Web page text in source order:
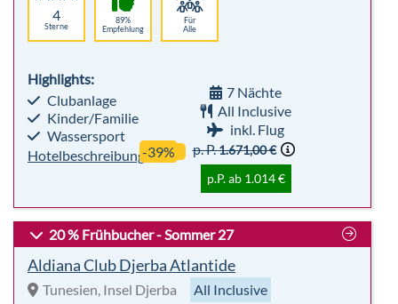
4
Sterne
89%
Empfehlung
Für
Alle
Highlights:
Clubanlage
Kinder/Familie
Wassersport
Hotelbeschreibung
7 Nächte
All Inclusive
inkl. Flug
-39%
p. P.1.671,00 €
p.P. ab 1.014 €
20 % Frühbucher - Sommer 27
Aldiana Club Djerba Atlantide
Tunesien, Insel Djerba All Inclusive